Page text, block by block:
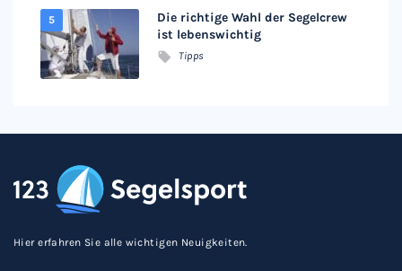
Die richtige Wahl der Segelcrew
ist lebenswichtig
Tipps
Hier erfahren Sie alle wichtigen Neuigkeiten.